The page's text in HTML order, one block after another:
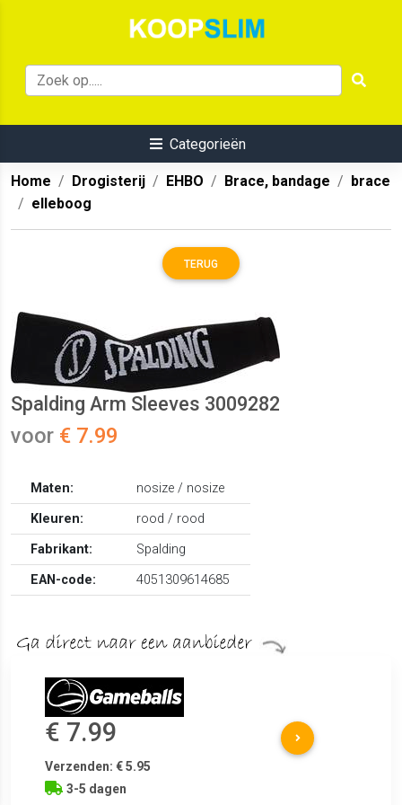
Categorieën
Home Drogisterij EHBO Brace, bandage
brace
elleboog
TERUG
Spalding Arm Sleeves 3009282
voor € 7.99
Maten:
nosize / nosize
Kleuren:
rood / rood
Fabrikant:
Spalding
EAN-code:
4051309614685
€ 7.99
Verzenden: € 5.95
3-5 dagen